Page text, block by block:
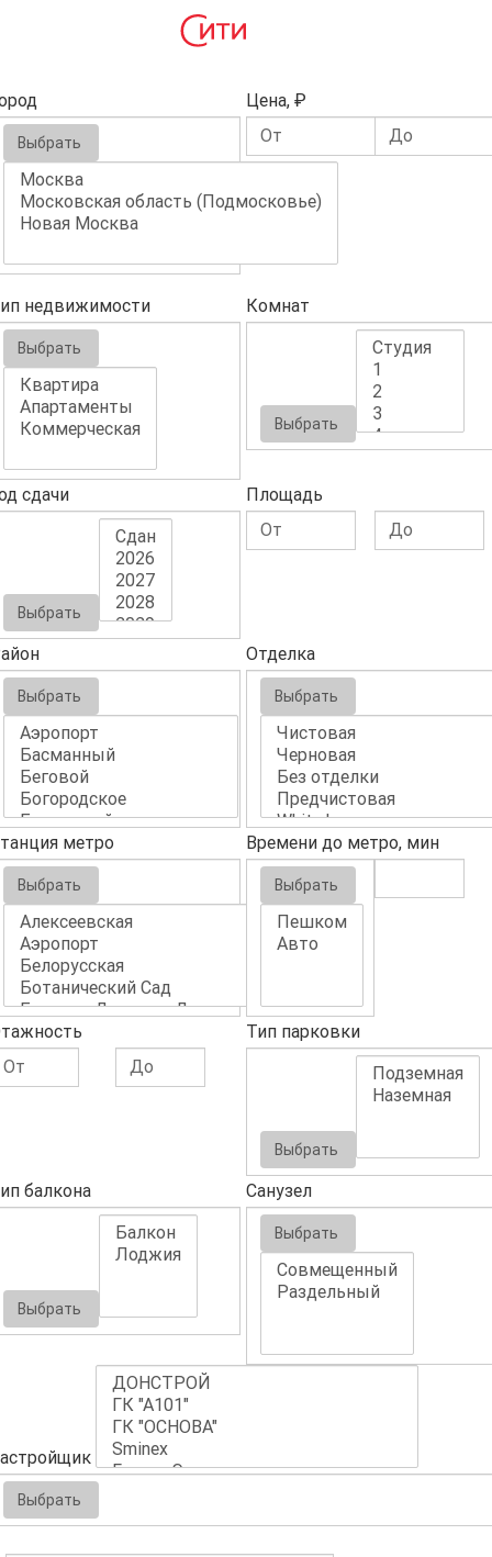
Выбрать
Цена, ₽
недвижимости
Выбрать
Комнат
Выбрать
сдачи
Выбрать
Площадь
Выбрать
Отделка
Выбрать
метро
Выбрать
Времени до метро, мин
Выбрать
Тип парковки
Выбрать
балкона
Выбрать
Санузел
Выбрать
Выбрать